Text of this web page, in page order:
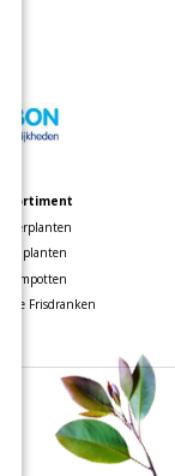
Assortiment
Kamerplanten
Tuinplanten
Bloempotten
Frisdranken